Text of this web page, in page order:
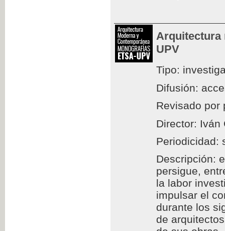
Arquitectura
UPV
Tipo:
Difusión:
Revisado por
Director: Iván
Periodicidad:
Descripción:
persigue,
la labor
impulsar el
durante los
de